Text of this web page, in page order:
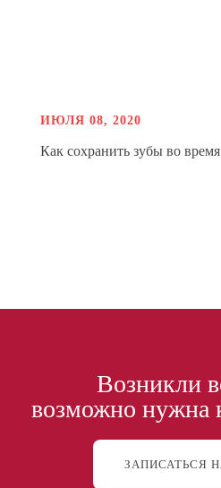
ИЮЛЯ 08, 2020
Как сохранить зубы во
Возникли
возможно нужна
ЗАПИСАТЬСЯ